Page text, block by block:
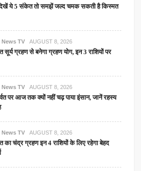
ये 5 संकेत तो समझें जल्द चमक सकती है किस्मत
TV AUGUST 8, 2026
सूर्य ग्रहण से बनेगा ग्रहण योग, इन 3 राशियों पर
TV AUGUST 8, 2026
पर आज तक क्यों नहीं चढ़ पाया इंसान, जानें रहस्य
TV AUGUST 8, 2026
का चंद्र ग्रहण इन 4 राशियों के लिए रहेगा बेहद